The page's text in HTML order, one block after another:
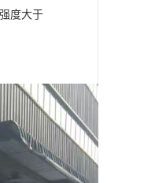
度大于